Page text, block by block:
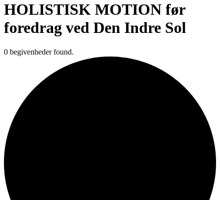
HOLISTISK MOTION før
foredrag ved Den Indre Sol
0 begivenheder found.